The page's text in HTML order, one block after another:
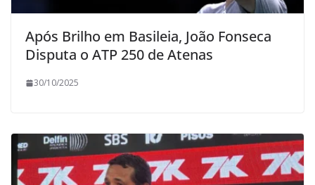
Após Brilho em Basileia, João Fonseca
Disputa o ATP 250 de Atenas
30/10/2025